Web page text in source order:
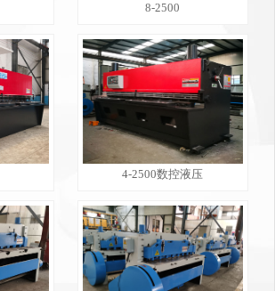
8-2500
4-2500数控液压